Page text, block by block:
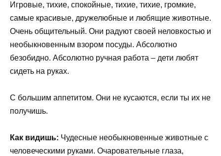
Игровые, тихие, спокойные, тихие, тихие, громкие,
самые красивые, дружелюбные и любящие животные.
Очень общительный. Они радуют своей неловкостью и
необыкновенным взором посуды. Абсолютно
безобидно. Абсолютно ручная работа – дети любят
сидеть на руках.
С большим аппетитом. Они не кусаются, если ты их не
получишь.
Как видишь: Чудесные необыкновенные животные с
человеческими руками. Очаровательные глаза,